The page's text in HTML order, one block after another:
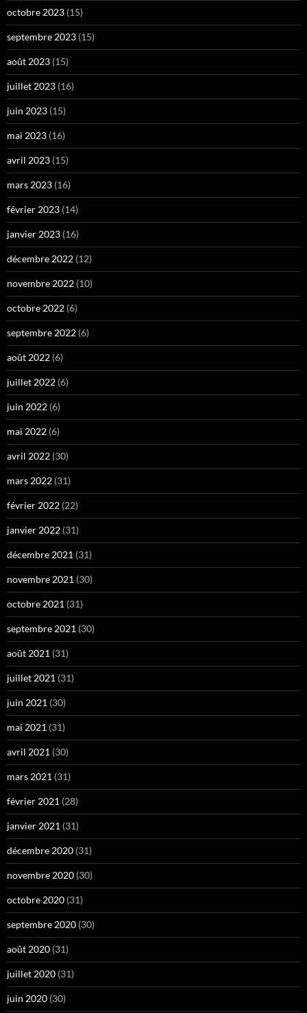
octobre 2023 (15)
septembre 2023 (15)
août 2023 (15)
juillet 2023 (16)
juin 2023 (15)
mai 2023 (16)
avril 2023 (15)
mars 2023 (16)
février 2023 (14)
janvier 2023 (16)
décembre 2022 (12)
novembre 2022 (10)
octobre 2022 (6)
septembre 2022 (6)
août 2022 (6)
juillet 2022 (6)
juin 2022 (6)
mai 2022 (6)
avril 2022 (30)
mars 2022 (31)
février 2022 (22)
janvier 2022 (31)
décembre 2021 (31)
novembre 2021 (30)
octobre 2021 (31)
septembre 2021 (30)
août 2021 (31)
juillet 2021 (31)
juin 2021 (30)
mai 2021 (31)
avril 2021 (30)
mars 2021 (31)
février 2021 (28)
janvier 2021 (31)
décembre 2020 (31)
novembre 2020 (30)
octobre 2020 (31)
septembre 2020 (30)
août 2020 (31)
juillet 2020 (31)
juin 2020 (30)